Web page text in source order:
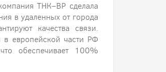
ТНК–ВР сделала
в удаленных от города
качества связи.
в европейской части РФ
обеспечивает 100%